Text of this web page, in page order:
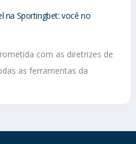
na Sportingbet: você no
com as diretrizes de
as ferramentas da